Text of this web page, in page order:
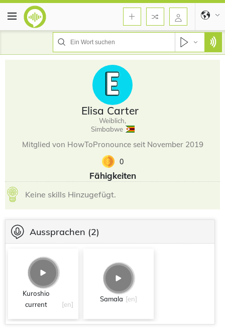
Elisa Carter
Weiblich,
Simbabwe
Mitglied von HowToPronounce seit November 2019
0
Fähigkeiten
Keine skills Hinzugefügt.
Aussprachen (2)
Kuroshio
current
[en]
Samala [en]